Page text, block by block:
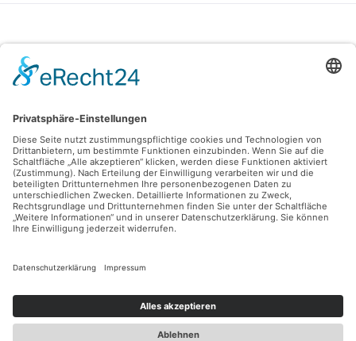
Alle Preise inkl. gesetzl. Mehrwertsteuer zzgl.
und ggf.
Nachnahmegebühren, wenn nicht anders angegeben.
© 2026 Lovehurts Bikes - Alle Rechte vorbehalten. Theme by